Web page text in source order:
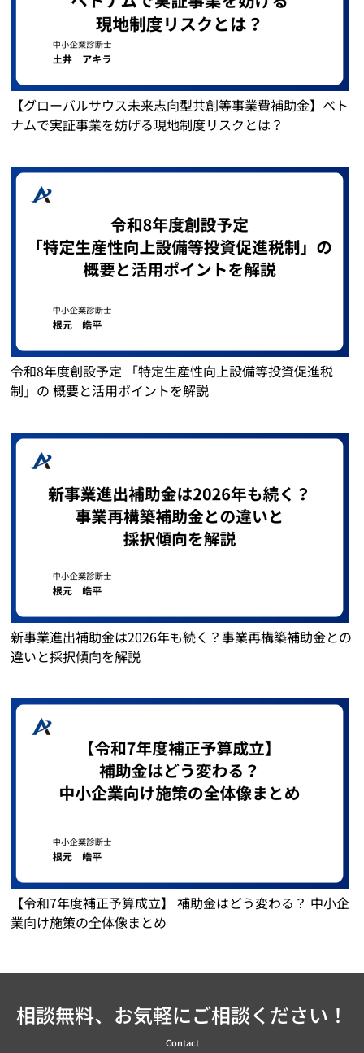
【グローバルサウス未来志向型共創等事業費補助金】ベト
ナムで実証事業を妨げる現地制度リスクとは？
令和8年度創設予定 「特定生産性向上設備等投資促進税
制」の 概要と活用ポイントを解説
新事業進出補助金は2026年も続く？事業再構築補助金との
違いと採択傾向を解説
【令和7年度補正予算成立】 補助金はどう変わる？ 中小企
業向け施策の全体像まとめ
相談無料、お気軽にご相談ください！
Contact